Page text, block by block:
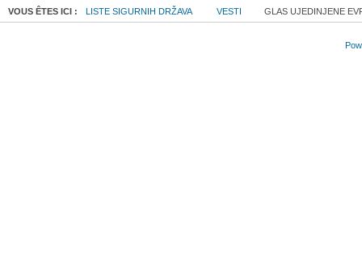
VOUS ÊTES ICI : LISTE SIGURNIH DRŽAVA VESTI GLAS UJEDINJENE